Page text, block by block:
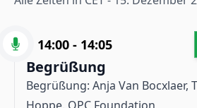
14:00 - 14:05
Begrüßung
Begrüßung: Anja Van Bocxlaer,